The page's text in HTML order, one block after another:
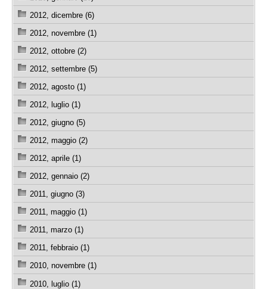
2012, dicembre (6)
2012, novembre (1)
2012, ottobre (2)
2012, settembre (5)
2012, agosto (1)
2012, luglio (1)
2012, giugno (5)
2012, maggio (2)
2012, aprile (1)
2012, gennaio (2)
2011, giugno (3)
2011, maggio (1)
2011, marzo (1)
2011, febbraio (1)
2010, novembre (1)
2010, luglio (1)